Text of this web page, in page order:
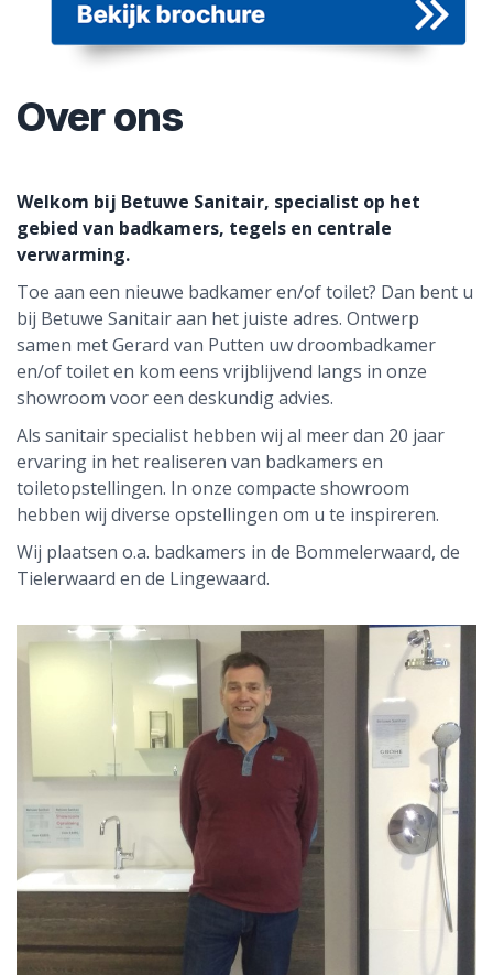
Over ons
Welkom bij Betuwe Sanitair, specialist op het
gebied van badkamers, tegels en centrale
verwarming.
Toe aan een nieuwe badkamer en/of toilet? Dan bent u
bij Betuwe Sanitair aan het juiste adres. Ontwerp
samen met Gerard van Putten uw droombadkamer
en/of toilet en kom eens vrijblijvend langs in onze
showroom voor een deskundig advies.
Als sanitair specialist hebben wij al meer dan 20 jaar
ervaring in het realiseren van badkamers en
toiletopstellingen. In onze compacte showroom
hebben wij diverse opstellingen om u te inspireren.
Wij plaatsen o.a. badkamers in de Bommelerwaard, de
Tielerwaard en de Lingewaard.